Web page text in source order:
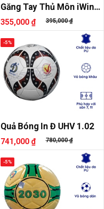
Găng Tay Thủ Môn iWin
Keepa Flash
355,000 ₫ 395,000 ₫
Quả Bóng In Đ UHV 1.02
741,000 ₫ 780,000 ₫
-5%
-5%